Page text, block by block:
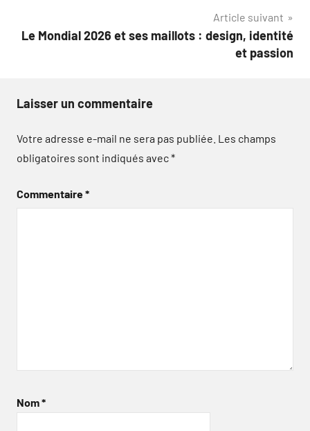
Article suivant
Le Mondial 2026 et ses maillots : design, identité
et passion
Laisser un commentaire
Votre adresse e-mail ne sera pas publiée. Les champs
obligatoires sont indiqués avec*
Commentaire*
Nom*